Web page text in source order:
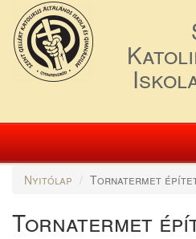
Nyitólap
Tornatermet
Tornatermet